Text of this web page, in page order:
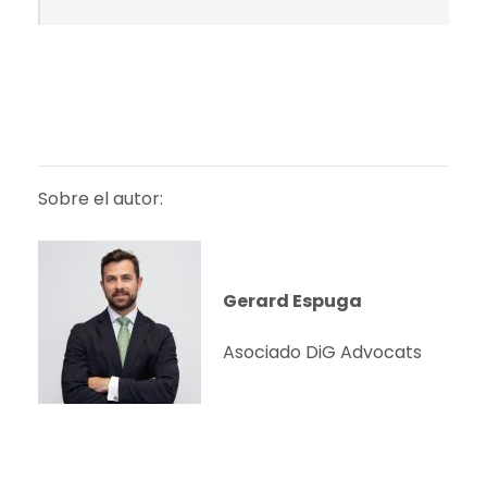
Sobre el autor:
Gerard Espuga
Asociado DiG Advocats